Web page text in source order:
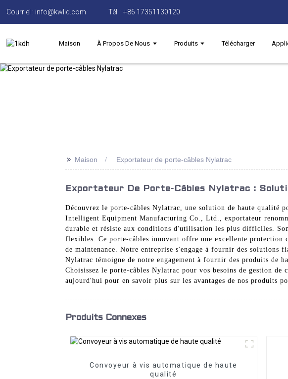
Courriel : info@kwlid.com Tél. : +86 17351130120
Maison À Propos De Nous Produits Télécharger
>> Maison Exportateur de porte-câbles Nylatrac
Exportateur De Porte-Câbles Nylatrac :
Découvrez le porte-câbles Nylatrac, une solution de haute qualité
Intelligent Equipment Manufacturing Co., Ltd., exportateur
durable et résiste aux conditions d'utilisation les plus difficiles.
flexibles. Ce porte-câbles innovant offre une excellente protection
de maintenance. Notre entreprise s'engage à fournir des solutions
Nylatrac témoigne de notre engagement à fournir des produits de
Choisissez le porte-câbles Nylatrac pour vos besoins de gestion
aujourd'hui pour en savoir plus sur les avantages de nos produits
Produits Connexes
Convoyeur à vis automatique de haute
qualité